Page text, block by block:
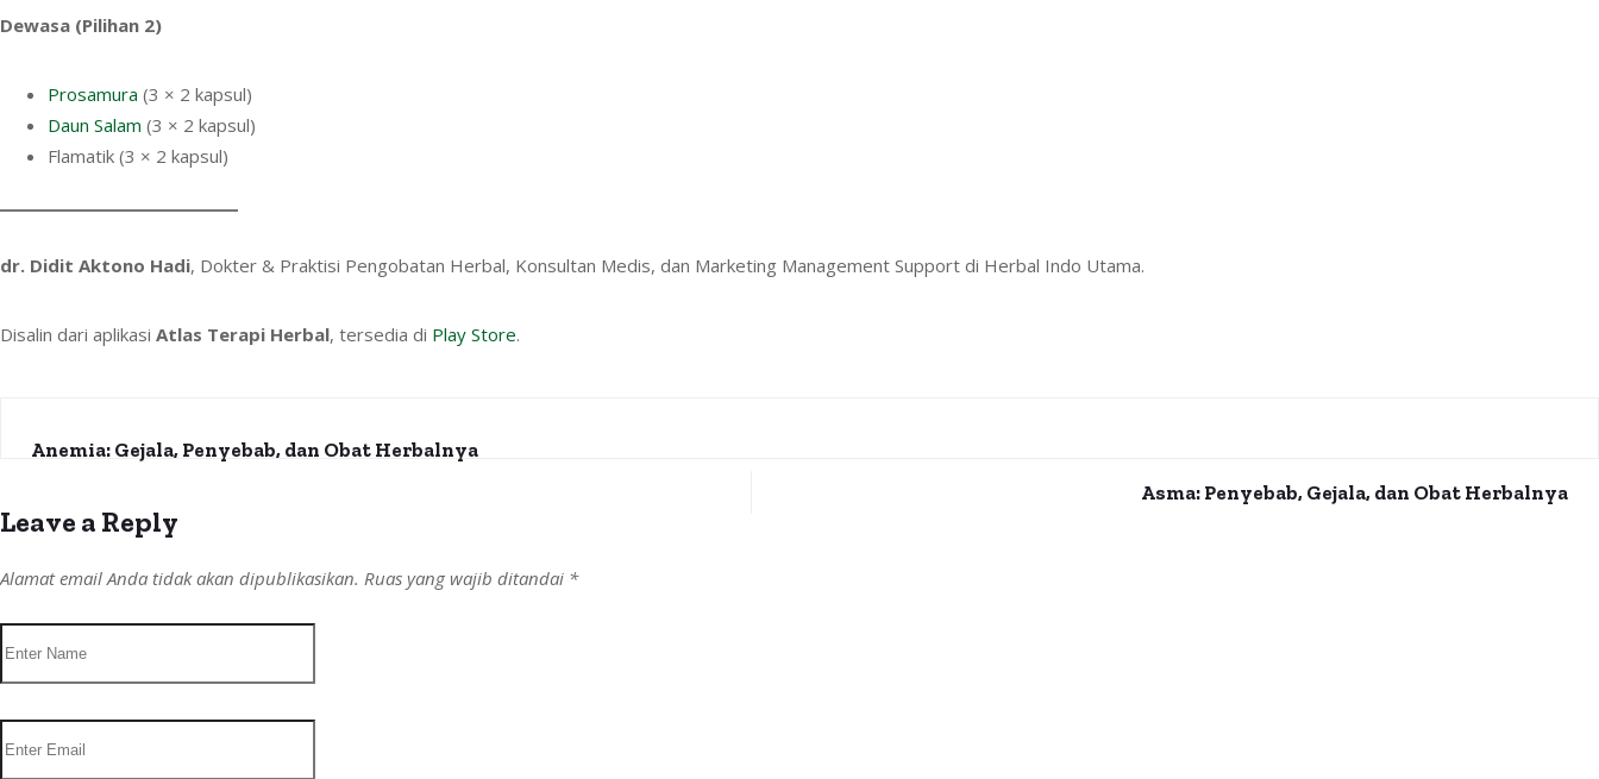
Dewasa (Pilihan 2)
Prosamura (3 × 2 kapsul)
Daun Salam (3 × 2 kapsul)
Flamatik (3 × 2 kapsul)
dr. Didit Aktono Hadi, Dokter & Praktisi Pengobatan Herbal, Konsultan Medis, dan Marketing Management Support di Herbal Indo Utama.
Disalin dari aplikasi Atlas Terapi Herbal, tersedia di Play Store.
Anemia: Gejala, Penyebab, dan Obat Herbalnya
Asma: Penyebab, Gejala, dan Obat Herbalnya
Leave a Reply
Alamat email Anda tidak akan dipublikasikan. Ruas yang wajib ditandai *